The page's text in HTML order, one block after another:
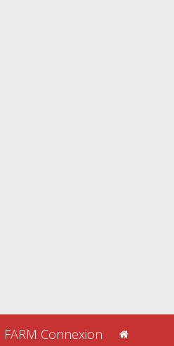
FARM Connexion